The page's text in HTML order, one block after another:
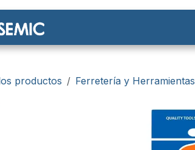
productos Ferretería y Herramientas